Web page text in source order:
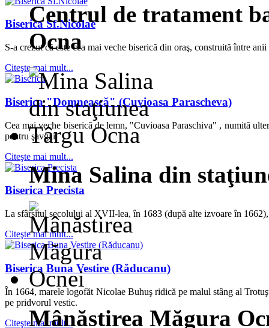
Biserica Sf.Nicolae
S-a crezut că este cea mai veche biserică din oraş, construită între
Citeşte mai mult...
Biserica "Domnească" (Cuvioasa Parascheva)
Cea mai veche biserică de lemn, "Cuvioasa Paraschiva" , numită
pentru şavgăi.
Citeşte mai mult...
Biserica Precista
La sfârşitul secolului al XVII-lea, în 1683 (după alte izvoare în
Citeşte mai mult...
Biserica Buna Vestire (Răducanu)
În 1664, marele logofăt Nicolae Buhuş ridică pe malul stâng al
pe pridvorul vestic.
Citeşte mai mult...
Centrul de tratament
Ocna
Mina Salina din
Mânăstirea Măgura